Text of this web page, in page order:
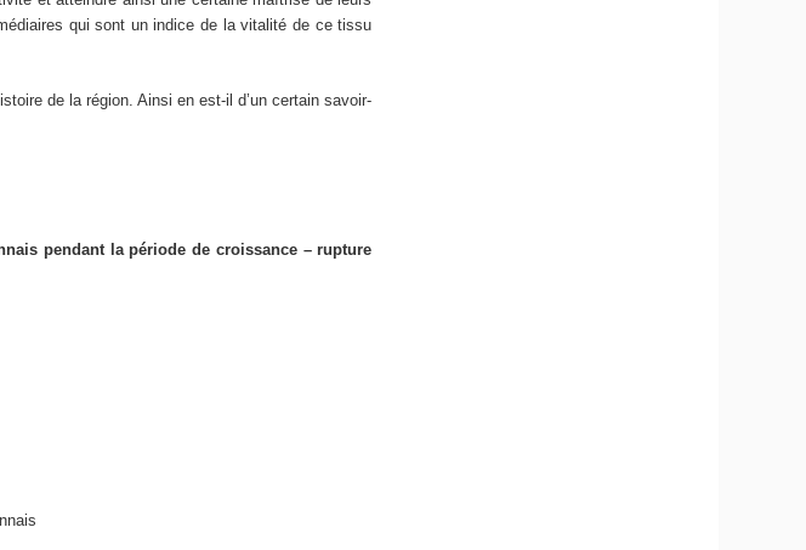
qui sont un indice de la vitalité de ce tissu
de la région. Ainsi en est-il d’un certain savoir-
pendant la période de croissance – rupture